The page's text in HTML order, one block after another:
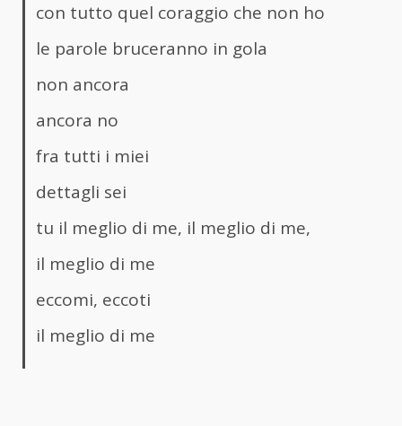
con tutto quel coraggio che non ho
le parole bruceranno in gola
non ancora
ancora no
fra tutti i miei
dettagli sei
tu il meglio di me, il meglio di me,
il meglio di me
eccomi, eccoti
il meglio di me